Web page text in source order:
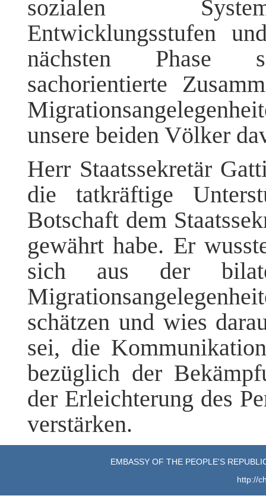
sozialen
Entwicklungsstufen
nächsten
sachorientierte
unsere beiden Völker
Herr Staatssekretär
die tatkräftige
Botschaft dem
gewährt habe. Er
sich aus der
schätzen und wies
sei, die
bezüglich der
der Erleichterung des
verstärken.
EMBASSY OF THE PEOPLE'S
http://